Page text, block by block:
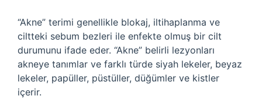
“Akne” terimi genellikle blokaj, iltihaplanma ve
ciltteki sebum bezleri ile enfekte olmuş bir cilt
durumunu ifade eder. “Akne” belirli lezyonları
akneye tanımlar ve farklı türde siyah lekeler, beyaz
lekeler, papüller, püstüller, düğümler ve kistler
içerir.